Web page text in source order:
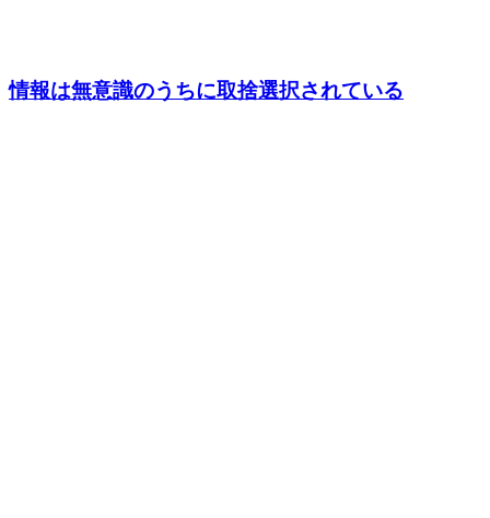
情報は無意識のうちに取捨選択されている